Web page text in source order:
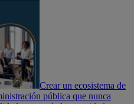
Crear un ecosistema de
pública que nunca